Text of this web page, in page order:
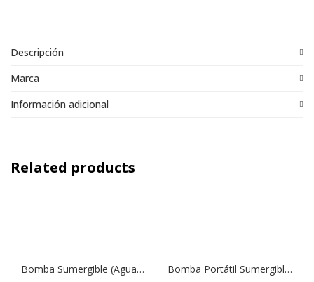
Descripción
Marca
Información adicional
Related products
Bomba Sumergible (Aguas Residuales) Modelo Vigilex SS 850 | 0,5 HP | Drenaje Bomba Portátil Sumergible (Aguas Residuales) Modelo Vigila 100 | 0,15 HP | Drenaje